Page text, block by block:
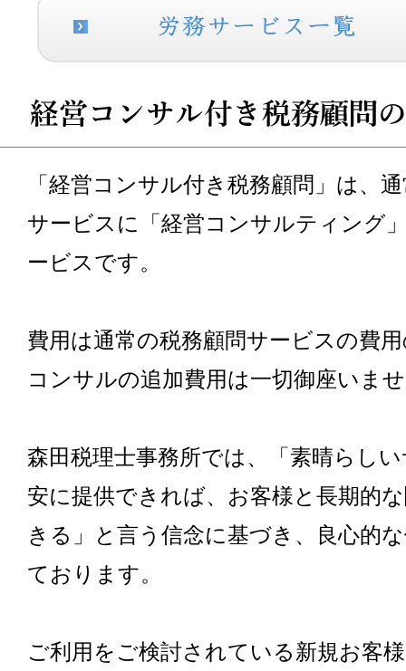
「経営コンサル付き税務顧問」は、
サービスに「経営コンサルティング
ービスです。
費用は通常の税務顧問サービスの費
コンサルの追加費用は一切御座いま
森田税理士事務所では、「素晴らし
安に提供できれば、お客様と長期的
きる」と言う信念に基づき、良心的
ております。
ご利用をご検討されている新規お客